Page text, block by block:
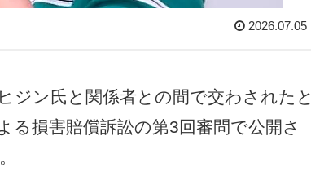
2026.07.05
ジン氏と関係者との間で交わされたと
る損害賠償訴訟の第3回審問で公開さ